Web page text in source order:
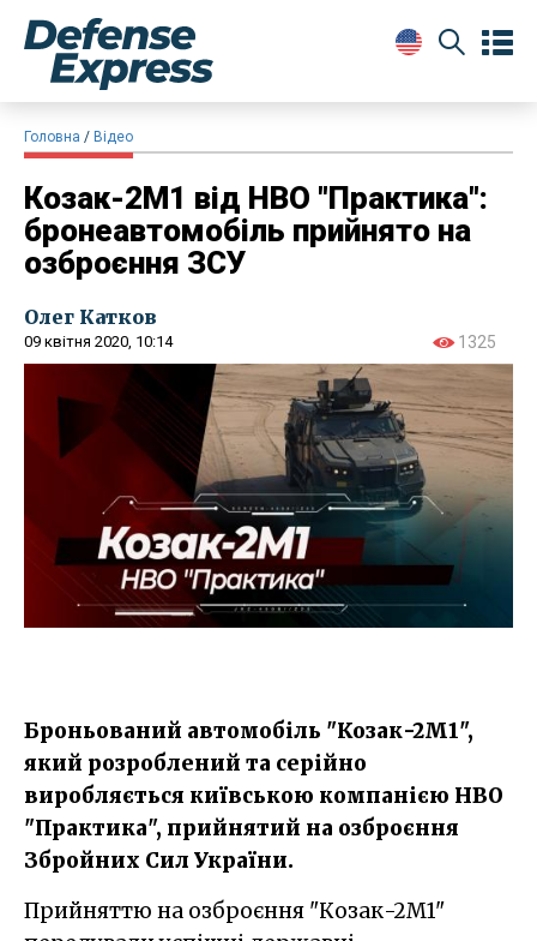
Головна Відео
Козак-2М1 від НВО "Практика":
бронеавтомобіль прийнято на
озброєння ЗСУ
Олег Катков
09 квітня 2020, 10:14 1325
Броньований автомобіль "Козак-2М1",
який розроблений та серійно
виробляється київською компанією НВО
"Практика", прийнятий на озброєння
Збройних Сил України.
Прийняттю на озброєння "Козак-2М1"